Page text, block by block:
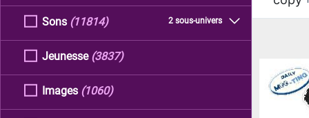
Sons 2 sous-univers
(11814)
Jeunesse (3837)
Images (1060)